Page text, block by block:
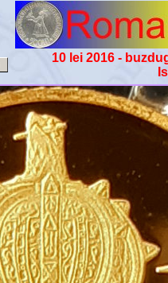
10 lei 2016 -